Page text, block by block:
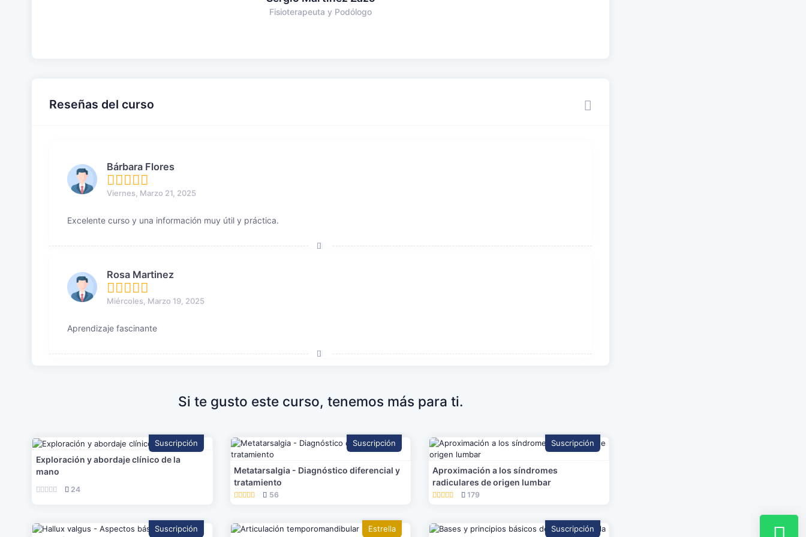
Fisioterapeuta y Podólogo
Reseñas del curso
Bárbara Flores
Viernes, Marzo 21, 2025
Excelente curso y una información muy útil y práctica.
Rosa Martinez
Miércoles, Marzo 19, 2025
Aprendizaje fascinante
Si te gusto este curso, tenemos más para ti.
Suscripción
Exploración y abordaje clínico de la
mano
24
Suscripción
Metatarsalgia - Diagnóstico diferencial y
tratamiento
56
Suscripción
Aproximación a los síndromes
radiculares de origen lumbar
179
Suscripción Estrella Suscripción